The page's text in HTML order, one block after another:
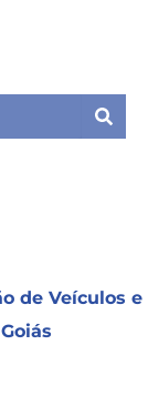
de Veículos e